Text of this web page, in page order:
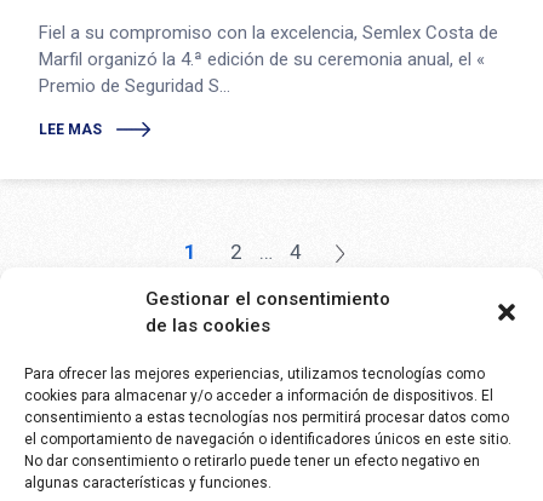
Gestionar el consentimiento
de las cookies
Para ofrecer las mejores experiencias, utilizamos tecnologías como
cookies para almacenar y/o acceder a información de dispositivos. El
consentimiento a estas tecnologías nos permitirá procesar datos como
el comportamiento de navegación o identificadores únicos en este sitio.
No dar consentimiento o retirarlo puede tener un efecto negativo en
algunas características y funciones.
Fiel a su compromiso con la excelencia, Semlex Costa de
Marfil organizó la 4.ª edición de su ceremonia anual, el «
Premio de Seguridad S...
LEE MAS
1 2 … 4
SEMLEX EUROPE S.A.
Avenue Brugmann 384